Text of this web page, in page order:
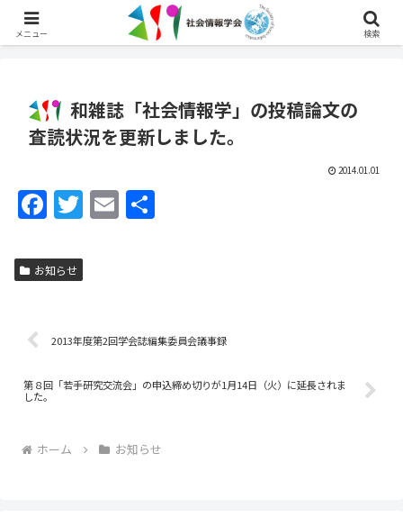
English
和雑誌「社会情報学」の投稿論文の
査読状況を更新しました。
2014.01.01
F
c
e
o
o
T E
お知らせ
2013年度第2回学会誌編集委員会議事録
第８回「若手研究交流会」の申込締め切りが1月14日（火）に延長されま
した。
ホーム お知らせ
メニュー 検索